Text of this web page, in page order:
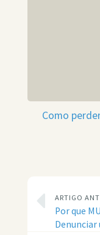
Como
ARTIGO
Por que
Denunciar